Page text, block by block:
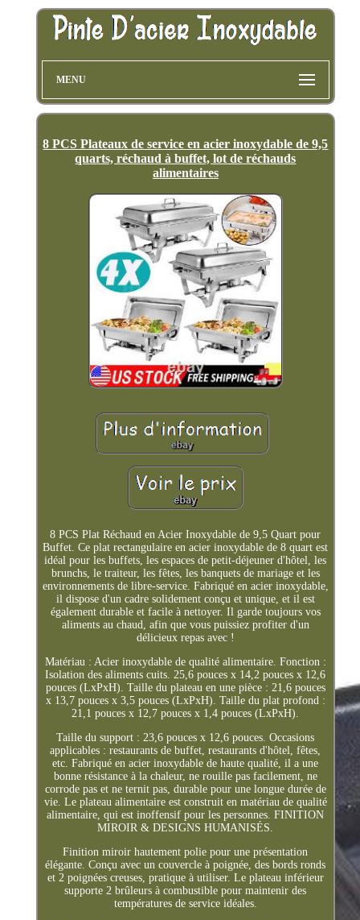
MENU
8 PCS Plateaux de service en acier inoxydable de 9,5
quarts, réchaud à buffet, lot de réchauds
alimentaires
8 PCS Plat Réchaud en Acier Inoxydable de 9,5 Quart pour
Buffet. Ce plat rectangulaire en acier inoxydable de 8 quart est
idéal pour les buffets, les espaces de petit-déjeuner d'hôtel, les
brunchs, le traiteur, les fêtes, les banquets de mariage et les
environnements de libre-service. Fabriqué en acier inoxydable,
il dispose d'un cadre solidement conçu et unique, et il est
également durable et facile à nettoyer. Il garde toujours vos
aliments au chaud, afin que vous puissiez profiter d'un
délicieux repas avec !
Matériau : Acier inoxydable de qualité alimentaire. Fonction :
Isolation des aliments cuits. 25,6 pouces x 14,2 pouces x 12,6
pouces (LxPxH). Taille du plateau en une pièce : 21,6 pouces
x 13,7 pouces x 3,5 pouces (LxPxH). Taille du plat profond :
21,1 pouces x 12,7 pouces x 1,4 pouces (LxPxH).
Taille du support : 23,6 pouces x 12,6 pouces. Occasions
applicables : restaurants de buffet, restaurants d'hôtel, fêtes,
etc. Fabriqué en acier inoxydable de haute qualité, il a une
bonne résistance à la chaleur, ne rouille pas facilement, ne
corrode pas et ne ternit pas, durable pour une longue durée de
vie. Le plateau alimentaire est construit en matériau de qualité
alimentaire, qui est inoffensif pour les personnes. FINITION
MIROIR & DESIGNS HUMANISÉS.
Finition miroir hautement polie pour une présentation
élégante. Conçu avec un couvercle à poignée, des bords ronds
et 2 poignées creuses, pratique à utiliser. Le plateau inférieur
supporte 2 brûleurs à combustible pour maintenir des
températures de service idéales.